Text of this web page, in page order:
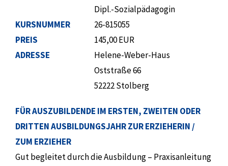
KURSNUMMER
PREIS
ADRESSE
Dipl.-Sozialpädagogin
26-815055
145,00 EUR
Helene-Weber-Haus
Oststraße 66
52222 Stolberg
FÜR AUSZUBILDENDE IM ERSTEN, ZWEITEN ODER
DRITTEN AUSBILDUNGSJAHR ZUR ERZIEHERIN /
ZUM ERZIEHER
Gut begleitet durch die Ausbildung – Praxisanleitung